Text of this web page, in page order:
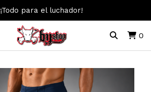
¡Todo para el luchador!
0